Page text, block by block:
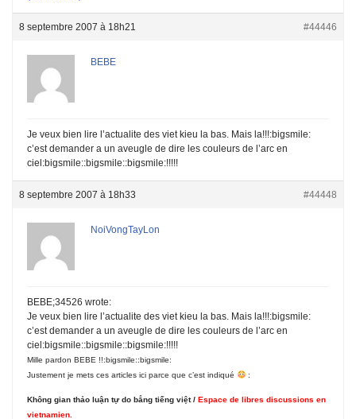
8 septembre 2007 à 18h21 #44446
BEBE
Je veux bien lire l’actualite des viet kieu la bas. Mais la!!!:bigsmile:
c’est demander a un aveugle de dire les couleurs de l’arc en
ciel:bigsmile::bigsmile::bigsmile:!!!!!
8 septembre 2007 à 18h33 #44448
NoiVongTayLon
BEBE;34526 wrote:
Je veux bien lire l’actualite des viet kieu la bas. Mais la!!!:bigsmile:
c’est demander a un aveugle de dire les couleurs de l’arc en
ciel:bigsmile::bigsmile::bigsmile:!!!!!
Mille pardon BEBE !!:bigsmile::bigsmile:
Justement je mets ces articles ici parce que c’est indiqué
:
Không gian thảo luận tự do bẳng tiếng việt / Espace de libres discussions en
vietnamien.